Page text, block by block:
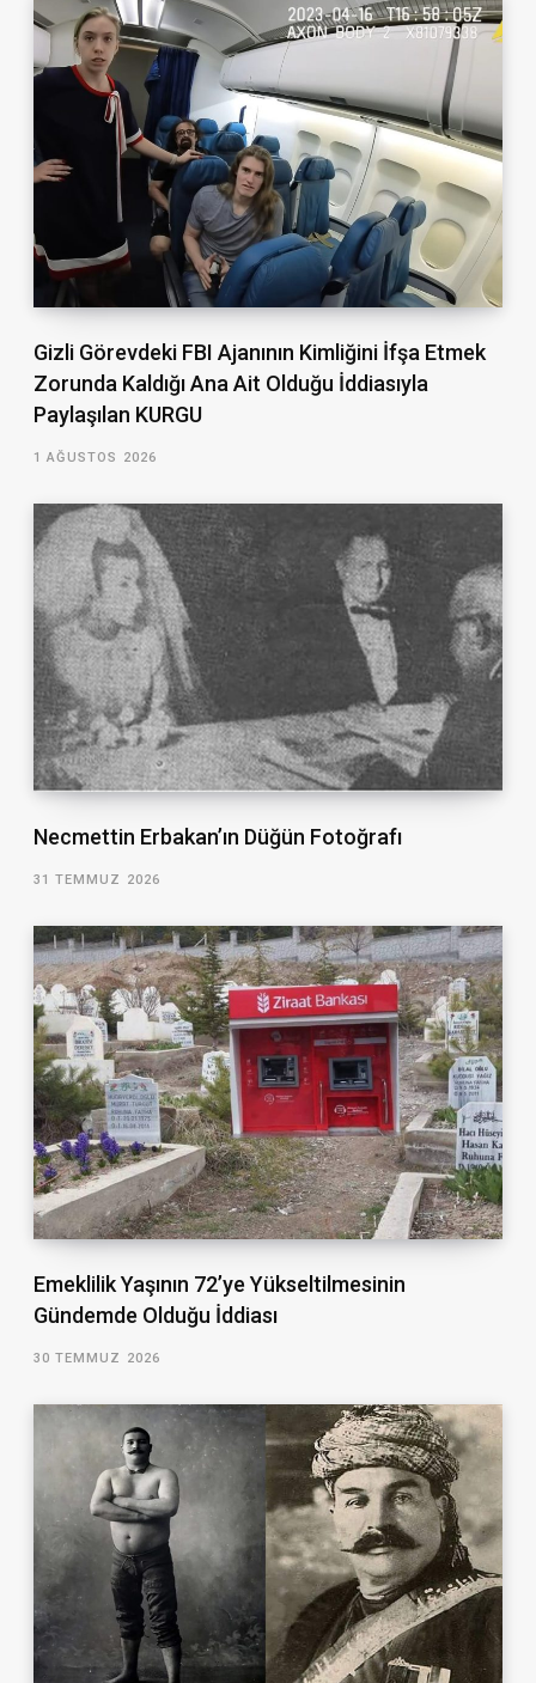
Gizli Görevdeki FBI Ajanının Kimliğini İfşa Etmek
Zorunda Kaldığı Ana Ait Olduğu İddiasıyla
Paylaşılan KURGU
1 AĞUSTOS 2026
Necmettin Erbakan’ın Düğün Fotoğrafı
31 TEMMUZ 2026
Emeklilik Yaşının 72’ye Yükseltilmesinin
Gündemde Olduğu İddiası
30 TEMMUZ 2026